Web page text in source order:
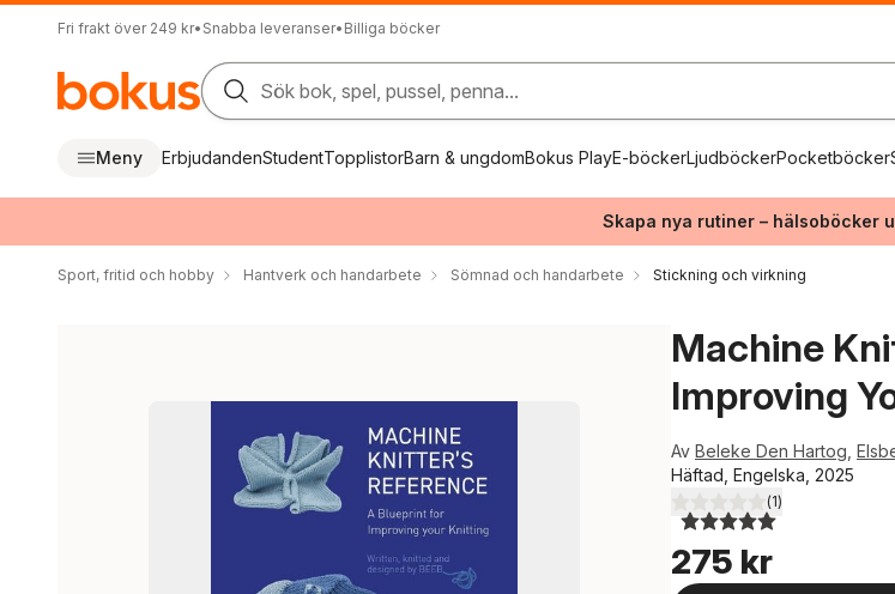
Fri frakt över 249 kr• Snabba leveranser• Billiga böcker
Sök bok, spel, pussel, penna...
Meny ErbjudandenStudentTopplistorBarn & ungdomBokus PlayE-böckerLjudböckerPocketböcker
Skapa nya rutiner – hälsoböcker
Sport, fritid och hobby Hantverk och handarbete Sömnad och handarbete Stickning och virkning
Machine
Improving
Av Beleke Den Hartog
Häftad, Engelska, 2025
5,0utav 5 stjärnor. Totalt
(1)
275 kr